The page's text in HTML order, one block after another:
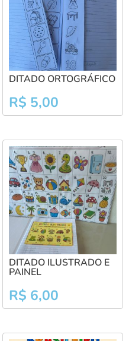
DITADO ORTOGRÁFICO
R$ 5,00
DITADO ILUSTRADO E
PAINEL
R$ 6,00